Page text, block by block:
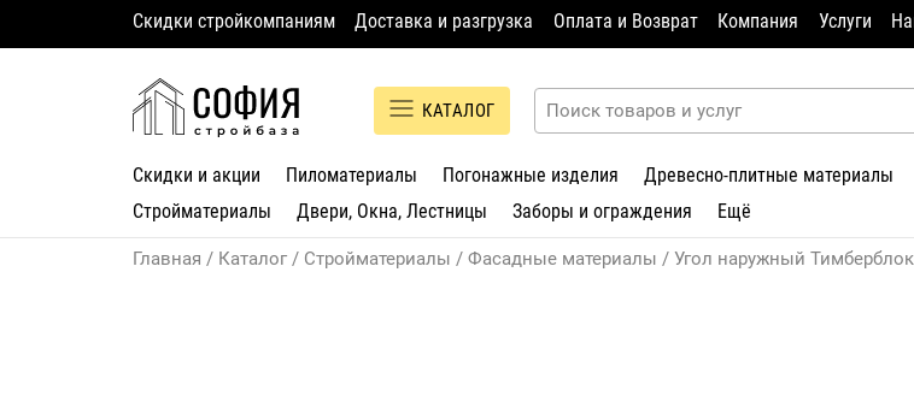
Скидки стройкомпаниям Доставка и разгрузка Оплата и Возврат Компания Услуги
КАТАЛОГ
Скидки и акции Пиломатериалы Погонажные изделия Древесно-плитные материалы
Стройматериалы
Двери, Окна, Лестницы Заборы и ограждения Ещё
Главная Каталог Стройматериалы Фасадные материалы Угол наружный